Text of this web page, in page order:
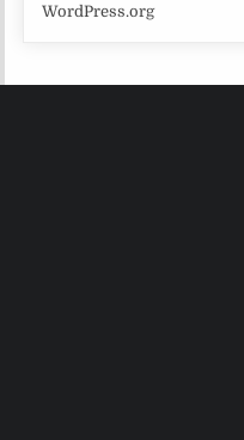
WordPress.org